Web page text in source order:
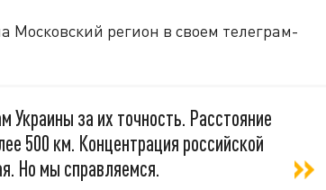
Московский регион в своем телеграм-
за их точность. Расстояние
500 км. Концентрация российской
Но мы справляемся.